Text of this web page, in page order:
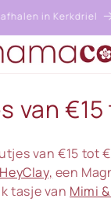
in Kerkdriel
van
van €15 tot
HeyClay, een
tasje van Mimi